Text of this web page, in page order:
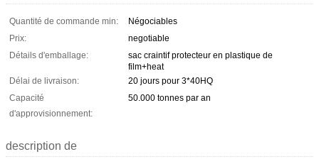
Quantité de commande min:
Négociables
Prix:
negotiable
Détails d'emballage:
sac craintif protecteur en plastique de
film+heat
Délai de livraison:
20 jours pour 3*40HQ
Capacité
d'approvisionnement:
50.000 tonnes par an
description de